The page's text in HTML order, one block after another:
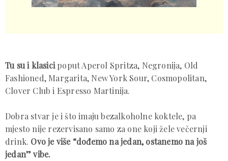
Tu su i klasici poput Aperol Spritza, Negronija, Old
Fashioned, Margarita, New York Sour, Cosmopolitan,
Clover Club i Espresso Martinija.
Dobra stvar je i što imaju bezalkoholne koktele, pa
mjesto nije rezervisano samo za one koji žele večernji
drink. Ovo je više “dođemo na jedan, ostanemo na još
jedan” vibe.